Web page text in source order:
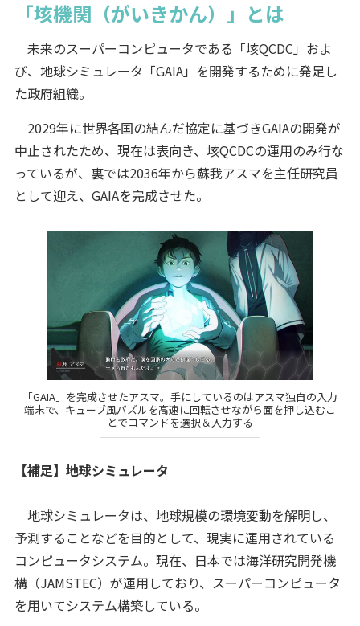
「垓機関（がいきかん）」とは
未来のスーパーコンピュータである「垓QCDC」およ
び、地球シミュレータ「GAIA」を開発するために発足し
た政府組織。
2029年に世界各国の結んだ協定に基づきGAIAの開発が
中止されたため、現在は表向き、垓QCDCの運用のみ行な
っているが、裏では2036年から蘇我アスマを主任研究員
として迎え、GAIAを完成させた。
「GAIA」を完成させたアスマ。手にしているのはアスマ独自の入力
端末で、キューブ風パズルを高速に回転させながら面を押し込むこ
とでコマンドを選択＆入力する
【補足】地球シミュレータ
地球シミュレータは、地球規模の環境変動を解明し、
予測することなどを目的として、現実に運用されている
コンピュータシステム。現在、日本では海洋研究開発機
構（JAMSTEC）が運用しており、スーパーコンピュータ
を用いてシステム構築している。